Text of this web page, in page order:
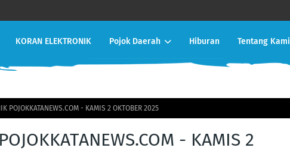
KORAN ELEKTRONIK Pojok Daerah Hiburan Tentang Kami
POJOKKATANEWS.COM - KAMIS 2 OKTOBER 2025
- KAMIS 2